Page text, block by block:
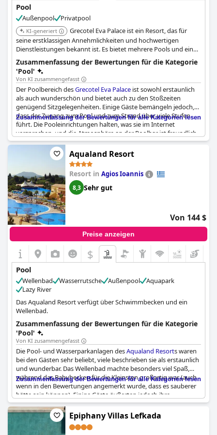
Pool
Außenpool Privatpool
KI-generiert
Grecotel Eva Palace ist ein Resort, das für
seine erstklassigen Annehmlichkeiten und hochwertigen
Dienstleistungen bekannt ist. Es bietet mehrere Pools und eine
luxuriöse Umgebung, die die Gäste genießen können.
Zusammenfassung der Bewertungen für die Kategorie
'Pool'
Von KI zusammengefasst
Der Poolbereich desGrecotel Eva Palace ist sowohl erstaunlich
als auch wunderschön und bietet auch zu den Stoßzeiten
genügend Sitzgelegenheiten. Einige Gäste bemängeln jedoch,
dass der Zugang zum Pool und zum Strand über viele Stufen
führt. Die Pooleinrichtungen halten, was sie im Internet
versprechen, und die Atmosphäre an der Poolbar ist freundlich.
Der Strand wird als erstaunlich beschrieben, aber einige Teile des
Poolbereichs sind Berichten zufolge veraltet und schmutzig. Es
gibt zwar keinen Poolservice, aber die abendliche Unterhaltung
an der Rezeption oder an der Poolbar wird als ein Höhepunkt
des Urlaubs bezeichnet. Außerdem erwähnen einige Gäste die
frustrierende Angewohnheit, dass andere Gäste die besten
Plätze am Pool und am Strand mit Handtüchern blockieren,
obwohl sie längere Zeit abwesend sind. Trotz einiger kleinerer
Probleme ist die allgemeine Meinung, dass der Pool- und
Strandbereich des
wunderschön und
unvergesslich ist.
Zusammenfassung der Bewertungen für alle Kategorien lesen
Aqualand Resort
Resort in Agios Ioannis
8,3 Sehr gut
Von 144 $
Preise anzeigen
$
Pool
Wellenbad Wasserrutsche Außenpool
Aquapark
Lazy River
Das Aqualand Resort verfügt über Schwimmbecken und ein
Wellenbad.
Zusammenfassung der Bewertungen für die Kategorie
'Pool'
Von KI zusammengefasst
Die Pool- und Wasserparkanlagen desAqualand Resorts waren
bei den Gästen sehr beliebt, viele beschrieben sie als erstaunlich
und wunderbar. Das Wellenbad machte besonders viel Spaß,
während das Babybecken für die Kleinsten großartig war (auch
wenn in den Bewertungen angemerkt wurde, dass es sauberer
hätte sein können). Einige Gäste äußerten jedoch ihre
Enttäuschung darüber, dass der Pool in der Hochsaison um 19
Uhr geschlossen wurde und dass sich das Resort nicht
sonderlich um den Komfort der Gäste bemühte. Trotzdem ist
Aqualand Resortdank seiner gut gepflegten Pools und des
Zusammenfassung der Bewertungen für alle Kategorien lesen
Epiphany Villas Lefkada